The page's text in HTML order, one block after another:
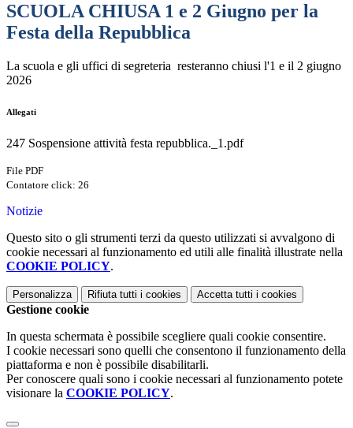
SCUOLA CHIUSA 1 e 2 Giugno per la
Festa della Repubblica
La scuola e gli uffici di segreteria resteranno chiusi l'1 e il 2 giugno
2026
Allegati
247 Sospensione attività festa repubblica._1.pdf
File PDF
Contatore click: 26
Notizie
Questo sito o gli strumenti terzi da questo utilizzati si avvalgono di
cookie necessari al funzionamento ed utili alle finalità illustrate nella
COOKIE POLICY.
Personalizza Rifiuta tutti i cookies Accetta tutti i cookies
Gestione cookie
In questa schermata è possibile scegliere quali cookie consentire.
I cookie necessari sono quelli che consentono il funzionamento della
piattaforma e non è possibile disabilitarli.
Per conoscere quali sono i cookie necessari al funzionamento potete
visionare la COOKIE POLICY.